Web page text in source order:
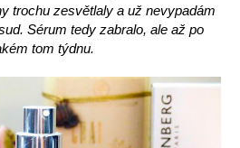
trochu zesvětlaly a už nevypadám
Sérum tedy zabralo, ale až po
tom týdnu.